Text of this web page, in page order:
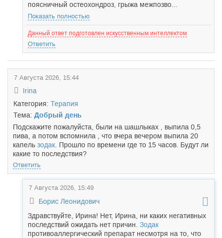
поясничный остеохондроз, грыжа межпозво...
Показать полностью
Данный ответ подготовлен искусственным интеллектом
Ответить
7 Августа 2026, 15:44
Irina
Категория: Терапия
Тема: Добрый день
Подскажите пожалуйста, были на шашлыках , выпила 0,5
пива, а потом вспомнила , что вчера вечером выпила 20
капель зодак . Прошло по времени где то 15 часов. Будут ли
какие то последствия?
Ответить
7 Августа 2026, 15:49
Борис Леонидович
Здравствуйте, Ирина! Нет, Ирина, ни каких негативных
последствий ожидать нет причин. Зодак
противоаллергический препарат несмотря на то, что